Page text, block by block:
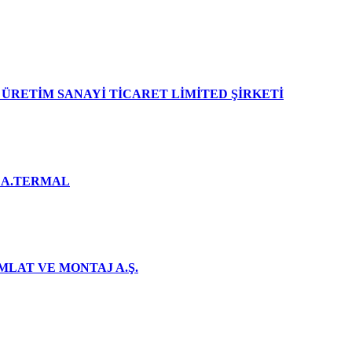
SANAYİ TİCARET LİMİTED ŞİRKETİ
VE MONTAJ A.Ş.